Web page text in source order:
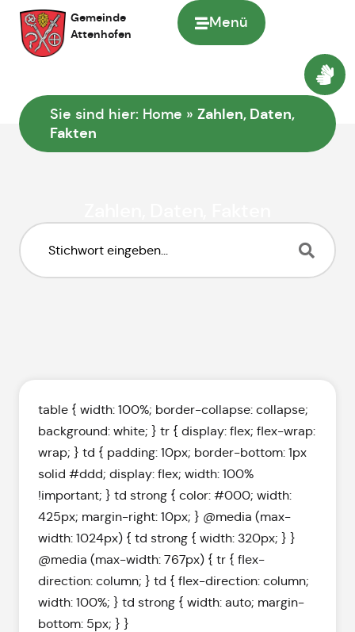
springen
Menü
Gemeinde
Attenhofen
Sie sind hier: Home » Zahlen, Daten,
Fakten
table { width: 100%; border-collapse: collapse;
background: white; } tr { display: flex; flex-wrap:
wrap; } td { padding: 10px; border-bottom: 1px
solid #ddd; display: flex; width: 100%
!important; } td strong { color: #000; width:
425px; margin-right: 10px; } @media (max-
width: 1024px) { td strong { width: 320px; } }
@media (max-width: 767px) { tr { flex-
direction: column; } td { flex-direction: column;
width: 100%; } td strong { width: auto; margin-
bottom: 5px; } }